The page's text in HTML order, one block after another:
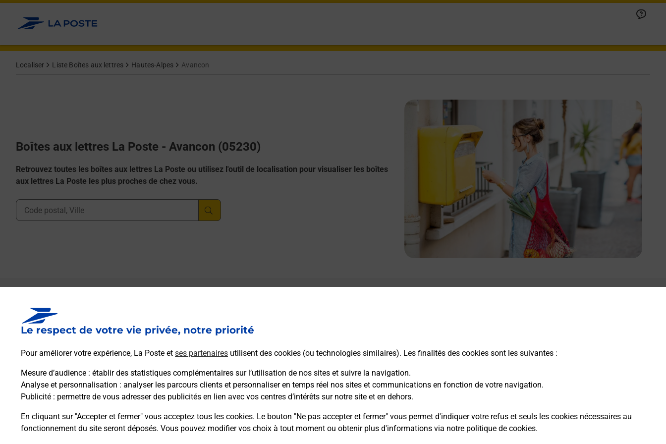
Le respect de votre vie privée, notre priorité
Pour améliorer votre expérience, La Poste et ses partenaires utilisent des cookies (ou technologies similaires). Les finalités des cookies sont les suivantes :
Mesure d’audience : établir des statistiques complémentaires sur l’utilisation de nos sites et suivre la navigation.
Analyse et personnalisation : analyser les parcours clients et personnaliser en temps réel nos sites et communications en fonction de votre navigation.
Publicité : permettre de vous adresser des publicités en lien avec vos centres d’intérêts sur notre site et en dehors.
En cliquant sur "Accepter et fermer" vous acceptez tous les cookies. Le bouton "Ne pas accepter et fermer" vous permet d'indiquer votre refus et seuls les cookies nécessaires au
fonctionnement du site seront déposés. Vous pouvez modifier vos choix à tout moment ou obtenir plus d'informations via notre politique de cookies.
Allez au contenu
Localiser Liste Boîtes aux lettres Hautes-Alpes Avancon
Boîtes aux lettres La Poste - Avancon (05230)
Retrouvez toutes les boîtes aux lettres La Poste ou utilisez l'outil de localisation pour visualiser les boîtes
aux lettres La Poste les plus proches de chez vous.
Ville, Département, Code Postal
Boîte aux lettres La Poste
Prochaine collecte du courrier vendredià
05230 Avancon
Itinéraire